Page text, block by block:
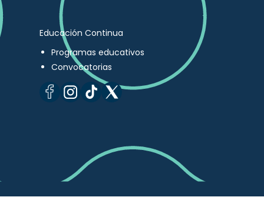
Educación Continua
Programas educativos
Convocatorias